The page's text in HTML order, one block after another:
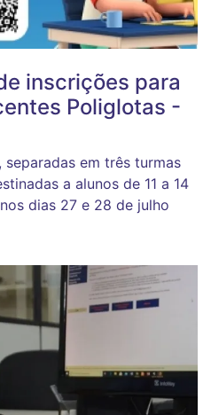
inscrições para
Poliglotas -
em três turmas
a alunos de 11 a 14
dias 27 e 28 de julho